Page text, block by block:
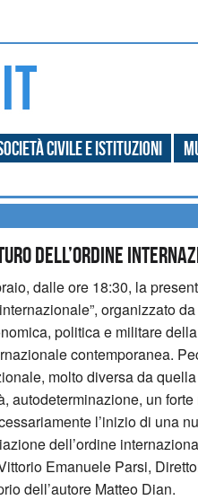
civile e Istituzioni
dell’ordine
dalle ore 18:30, la
organizzato da
politica e militare
contemporanea.
molto diversa da
autodeterminazione, un
l’inizio di una
dell’ordine
Emanuele Parsi,
dell’autore Matteo Dian.